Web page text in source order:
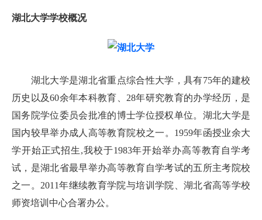
湖北大学学校概况
湖北大学是湖北省重点综合性大学，具有75年的建校
历史以及60余年本科教育、28年研究教育的办学经历，是
国务院学位委员会批准的博士学位授权单位。湖北大学是
国内较早举办成人高等教育院校之一。1959年函授业余大
学开始正式招生,我校于1983年开始举办高等教育自学考
试，是湖北省最早举办高等教育自学考试的五所主考院校
之一。2011年继续教育学院与培训学院、湖北省高等学校
师资培训中心合署办公。